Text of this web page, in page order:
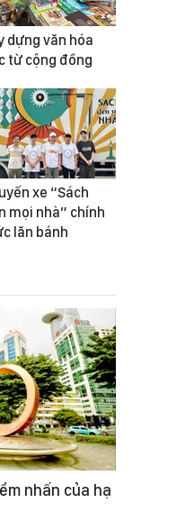
dựng văn hóa
từ cộng đồng
xe “Sách
mọi nhà” chính
lăn bánh
nhấn của hạ